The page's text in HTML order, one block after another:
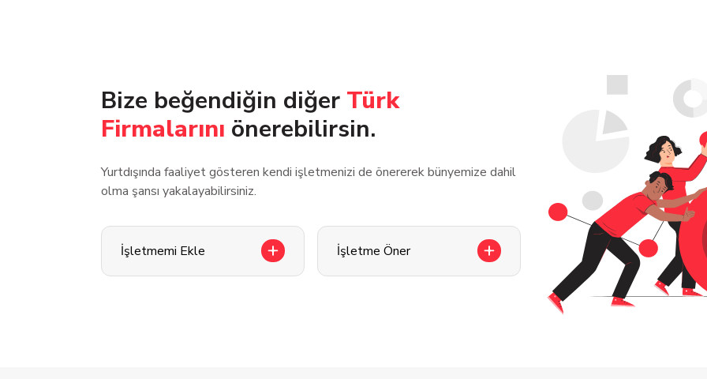
Bize beğendiğin diğer Türk
Firmalarını önerebilirsin.
Yurtdışında faaliyet gösteren kendi işletmenizi de önererek bünyemize dahil
olma şansı yakalayabilirsiniz.
İşletmemi Ekle İşletme Öner